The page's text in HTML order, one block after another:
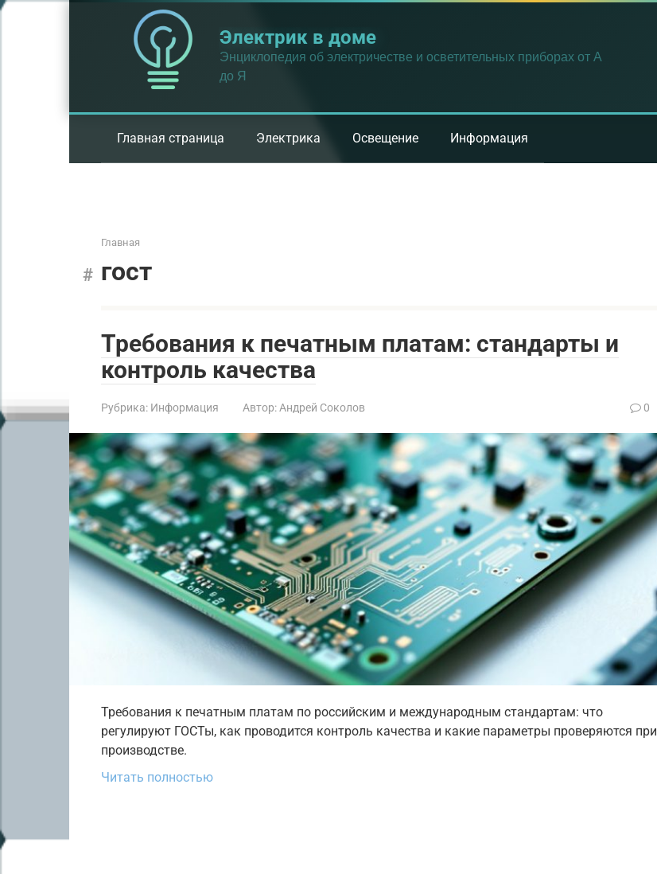
Перейти
Электрик в доме
Энциклопедия об электричестве и осветительных приборах от А
до Я
Главная страница Электрика Освещение Информация
Главная
гост
Требования к печатным платам: стандарты и
контроль качества
Рубрика: Информация Автор: Андрей Соколов 0
Требования к печатным платам по российским и международным стандартам: что
регулируют ГОСТы, как проводится контроль качества и какие параметры проверяются при
производстве.
Читать полностью